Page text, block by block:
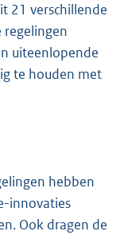
21 verschillende
regelingen
uiteenlopende
te houden met
hebben
innovaties
Ook dragen de